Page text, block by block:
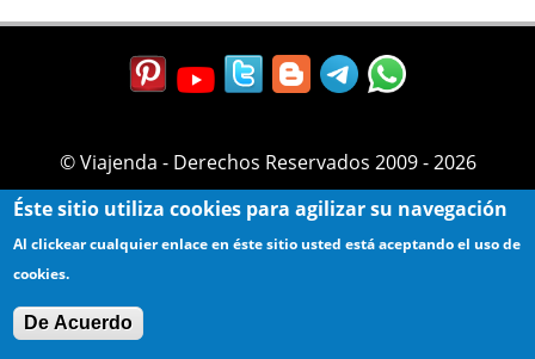
© Viajenda - Derechos Reservados 2009 - 2026
Éste sitio utiliza cookies para agilizar su navegación
Al clickear cualquier enlace en éste sitio usted está aceptando el uso de
cookies.
De Acuerdo